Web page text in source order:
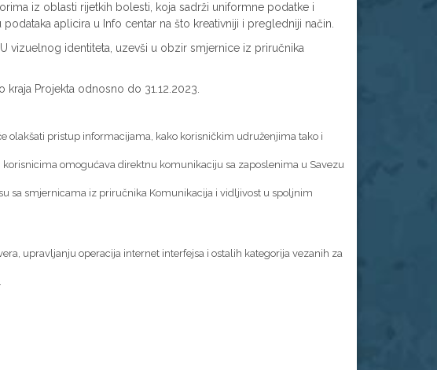
iz oblasti rijetkih bolesti, koja sadrži uniformne podatke i
aplicira u Info centar na što kreativniji i pregledniji način.
vizuelnog identiteta, uzevši u obzir smjernice iz priručnika
Projekta odnosno do 31.12.2023.
olakšati pristup informacijama, kako korisničkim udruženjima tako i
omogućava direktnu komunikaciju sa zaposlenima u Savezu
sa smjernicama iz priručnika Komunikacija i vidljivost u spoljnim
upravljanju operacija internet interfejsa i ostalih kategorija vezanih za